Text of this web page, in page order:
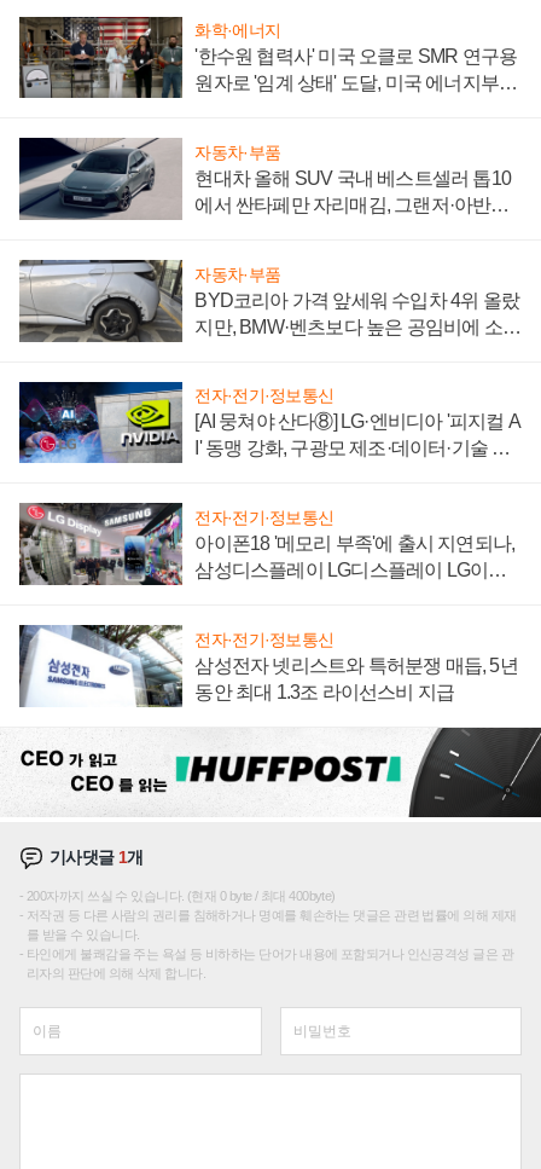
화학·에너지
'한수원 협력사' 미국 오클로 SMR 연구용
원자로 '임계 상태' 도달, 미국 에너지부
자동차·부품
현대차 올해 SUV 국내 베스트셀러 톱10
에서 싼타페만 자리매김, 그랜저·아반떼
자동차·부품
BYD코리아 가격 앞세워 수입차 4위 올랐
지만, BMW·벤츠보다 높은 공임비에 소비
전자·전기·정보통신
[AI 뭉쳐야 산다⑧] LG·엔비디아 '피지컬 A
I' 동맹 강화, 구광모 제조·데이터·기술 결
전자·전기·정보통신
아이폰18 '메모리 부족'에 출시 지연되나,
삼성디스플레이 LG디스플레이 LG이노
전자·전기·정보통신
삼성전자 넷리스트와 특허분쟁 매듭, 5년
동안 최대 1.3조 라이선스비 지급
기사댓글1개
200자까지 쓰실 수 있습니다. (현재 0 byte / 최대 400byte)
저작권 등 다른 사람의 권리를 침해하거나 명예를 훼손하는 댓글은 관련 법률에 의해 제재
를 받을 수 있습니다.
타인에게 불쾌감을 주는 욕설 등 비하하는 단어가 내용에 포함되거나 인신공격성 글은 관
리자의 판단에 의해 삭제 합니다.